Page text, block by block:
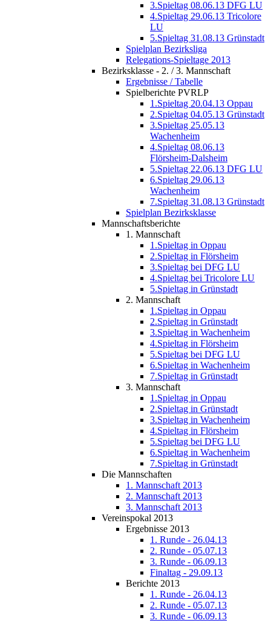
3.Spieltag 08.06.13 DFG LU
4.Spieltag 29.06.13 Tricolore
LU
5.Spieltag 31.08.13 Grünstadt
Spielplan Bezirksliga
Relegations-Spieltage 2013
Bezirksklasse - 2. / 3. Mannschaft
Ergebnisse / Tabelle
Spielberichte PVRLP
1.Spieltag 20.04.13 Oppau
2.Spieltag 04.05.13 Grünstadt
3.Spieltag 25.05.13
Wachenheim
4.Spieltag 08.06.13
Flörsheim-Dalsheim
5.Spieltag 22.06.13 DFG LU
6.Spieltag 29.06.13
Wachenheim
7.Spieltag 31.08.13 Grünstadt
Spielplan Bezirksklasse
Mannschaftsberichte
1. Mannschaft
1.Spieltag in Oppau
2.Spieltag in Flörsheim
3.Spieltag bei DFG LU
4.Spieltag bei Tricolore LU
5.Spieltag in Grünstadt
2. Mannschaft
1.Spieltag in Oppau
2.Spieltag in Grünstadt
3.Spieltag in Wachenheim
4.Spieltag in Flörsheim
5.Spieltag bei DFG LU
6.Spieltag in Wachenheim
7.Spieltag in Grünstadt
3. Mannschaft
1.Spieltag in Oppau
2.Spieltag in Grünstadt
3.Spieltag in Wachenheim
4.Spieltag in Flörsheim
5.Spieltag bei DFG LU
6.Spieltag in Wachenheim
7.Spieltag in Grünstadt
Die Mannschaften
1. Mannschaft 2013
2. Mannschaft 2013
3. Mannschaft 2013
Vereinspokal 2013
Ergebnisse 2013
1. Runde - 26.04.13
2. Runde - 05.07.13
3. Runde - 06.09.13
Finaltag - 29.09.13
Berichte 2013
1. Runde - 26.04.13
2. Runde - 05.07.13
3. Runde - 06.09.13